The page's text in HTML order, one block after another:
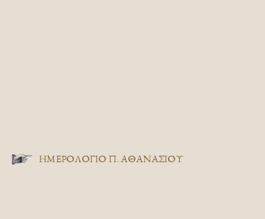
ΗΜΕΡΟΛΟΓΙΟ Π. ΑΘΑΝΑΣΙΟΥ